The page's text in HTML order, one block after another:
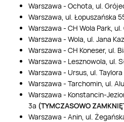
Warszawa - Ochota, ul.
Warszawa, ul. Łopuszańska
Warszawa - CH Wola Park,
Warszawa - Wola, ul. Jana
Warszawa - CH Koneser, ul.
Warszawa - Lesznowola, ul.
Warszawa - Ursus, ul. Taylora
Warszawa - Tarchomin, ul.
Warszawa - Konstancin-
3a (TYMCZASOWO
Warszawa - Anin, ul.